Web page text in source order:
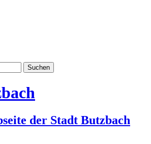
der Stadt Butzbach